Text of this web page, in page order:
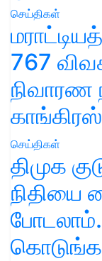
செய்திகள்
767
நிவாரண
செய்திகள்
திமுக
நிதியை
கொடுங்க: